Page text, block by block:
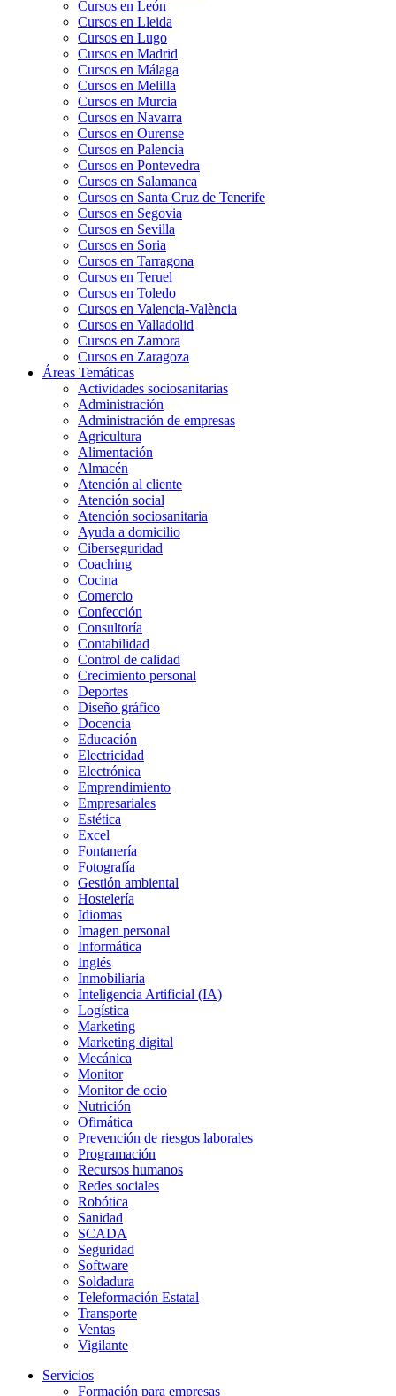
Cursos en León
Cursos en Lleida
Cursos en Lugo
Cursos en Madrid
Cursos en Málaga
Cursos en Melilla
Cursos en Murcia
Cursos en Navarra
Cursos en Ourense
Cursos en Palencia
Cursos en Pontevedra
Cursos en Salamanca
Cursos en Santa Cruz de Tenerife
Cursos en Segovia
Cursos en Sevilla
Cursos en Soria
Cursos en Tarragona
Cursos en Teruel
Cursos en Toledo
Cursos en Valencia-València
Cursos en Valladolid
Cursos en Zamora
Cursos en Zaragoza
Áreas Temáticas
Actividades sociosanitarias
Administración
Administración de empresas
Agricultura
Alimentación
Almacén
Atención al cliente
Atención social
Atención sociosanitaria
Ayuda a domicilio
Ciberseguridad
Coaching
Cocina
Comercio
Confección
Consultoría
Contabilidad
Control de calidad
Crecimiento personal
Deportes
Diseño gráfico
Docencia
Educación
Electricidad
Electrónica
Emprendimiento
Empresariales
Estética
Excel
Fontanería
Fotografía
Gestión ambiental
Hostelería
Idiomas
Imagen personal
Informática
Inglés
Inmobiliaria
Inteligencia Artificial (IA)
Logística
Marketing
Marketing digital
Mecánica
Monitor
Monitor de ocio
Nutrición
Ofimática
Prevención de riesgos laborales
Programación
Recursos humanos
Redes sociales
Robótica
Sanidad
SCADA
Seguridad
Software
Soldadura
Teleformación Estatal
Transporte
Ventas
Vigilante
Servicios
Formación para empresas